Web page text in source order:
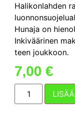
Halikonlahden
Hunaja on
Inkiväärinen
teen joukkoon.
7,00 €